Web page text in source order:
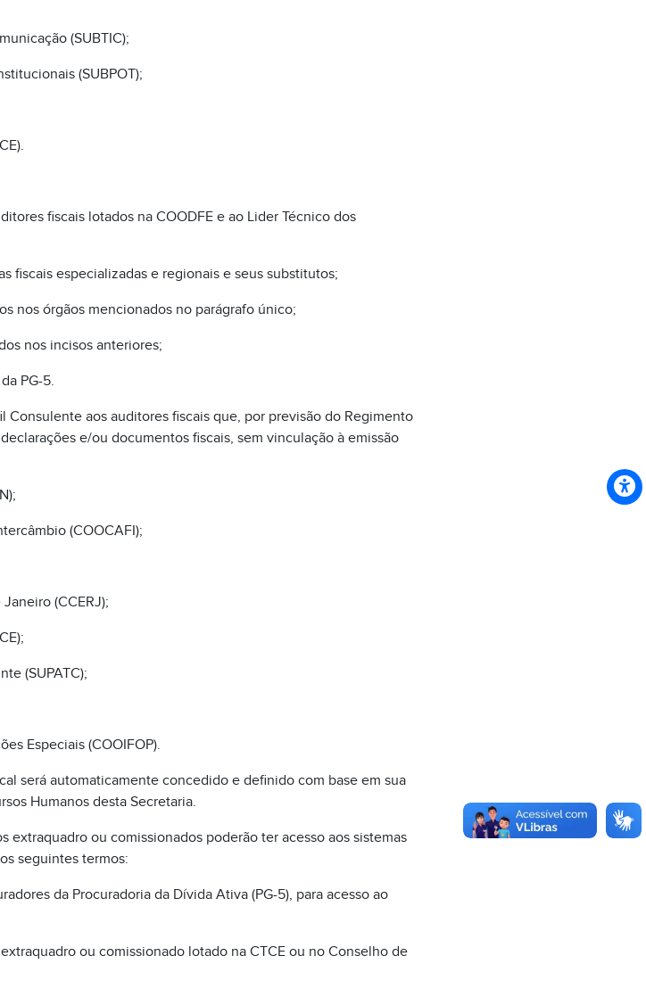
(SUBTIC);
(SUBPOT);
fiscais lotados na COODFE e ao Lider Técnico dos
fiscais especializadas e regionais e seus substitutos;
nos órgãos mencionados no parágrafo único;
nos incisos anteriores;
PG-5.
Consulente aos auditores fiscais que, por previsão do Regimento
e/ou documentos fiscais, sem vinculação à emissão
(COOCAFI);
(CCERJ);
(SUPATC);
Especiais (COOIFOP).
será automaticamente concedido e definido com base em sua
Humanos desta Secretaria.
ou comissionados poderão ter acesso aos sistemas
seguintes termos:
da Procuradoria da Dívida Ativa (PG-5), para acesso ao
ou comissionado lotado na CTCE ou no Conselho de